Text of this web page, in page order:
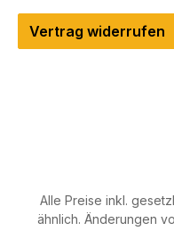
Vertrag widerrufen
Alle Preise inkl.
ähnlich. Änderungen